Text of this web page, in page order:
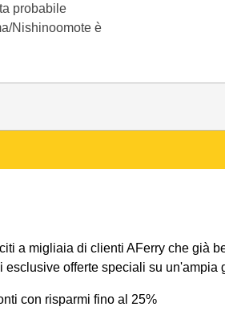
probabile
Nishinoomote è
a migliaia di clienti AFerry che già
offerte speciali su un'ampia
con risparmi fino al 25%